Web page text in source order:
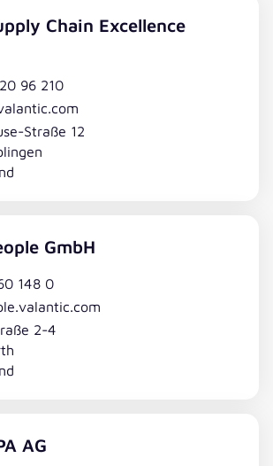
Chain Excellence
96 210
Straße 12
GmbH
148 0
2-4
AG